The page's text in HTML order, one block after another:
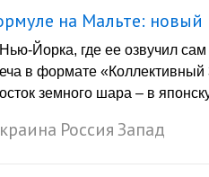
на Мальте: новый
Йорка, где ее озвучил
в формате «Коллективный
земного шара – в
Россия Запад